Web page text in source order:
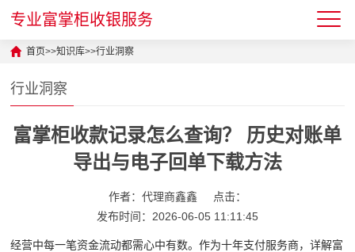
专业富掌柜收银服务
首页>>知识库>>行业洞察
行业洞察
富掌柜收款记录怎么查询？ 历史对账单
导出与电子回单下载方法
作者：代理商鑫鑫
点击：
发布时间：2026-06-05 11:11:45
经营中每一笔资金流动都需心中有数。作为十年支付服务商，详解富